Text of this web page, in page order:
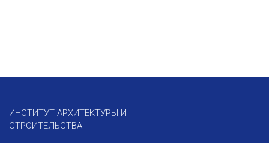
ИНСТИТУТ АРХИТЕКТУРЫ И
СТРОИТЕЛЬСТВА